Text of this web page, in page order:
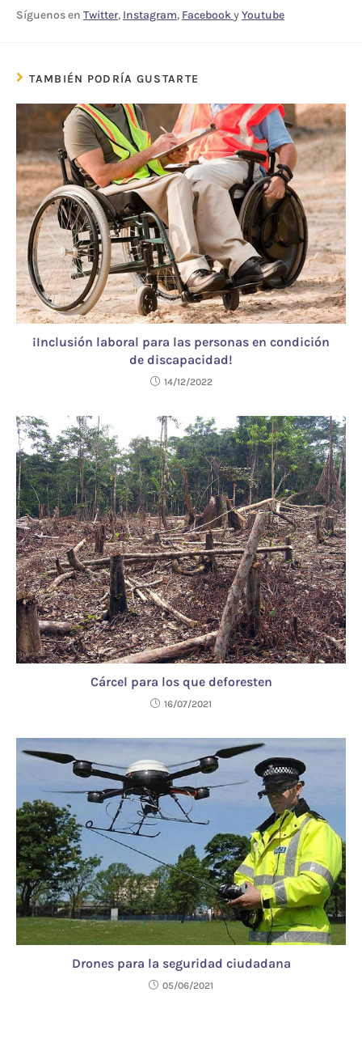
Síguenos en Twitter, Instagram, FacebookyYoutube
TAMBIÉN PODRÍA GUSTARTE
¡Inclusión laboral para las personas en condición
de discapacidad!
14/12/2022
Cárcel para los que deforesten
16/07/2021
Drones para la seguridad ciudadana
05/06/2021